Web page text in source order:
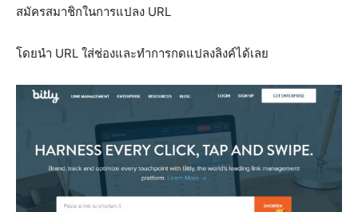
สมัครสมาชิกในการแปลง URL
โดยนำ URL ใส่ช่องและทำการกดแปลงลิงค์ได้เลย